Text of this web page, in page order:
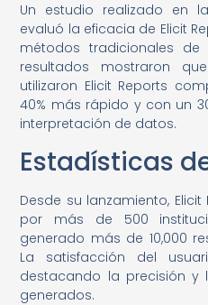
Un estudio realizado en
evaluó la eficacia de Elicit
métodos tradicionales de
resultados mostraron
utilizaron Elicit Reports
40% más rápido y con un
interpretación de datos.
Estadísticas
Desde su lanzamiento,
por más de 500
generado más de 10,000
La satisfacción del
destacando la precisión y
generados.